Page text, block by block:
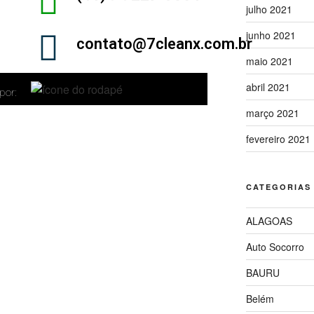
contato@7cleanx.com.br
julho 2021
junho 2021
maio 2021
abril 2021
março 2021
fevereiro 2021
CATEGORIAS
ALAGOAS
Auto Socorro
BAURU
Belém